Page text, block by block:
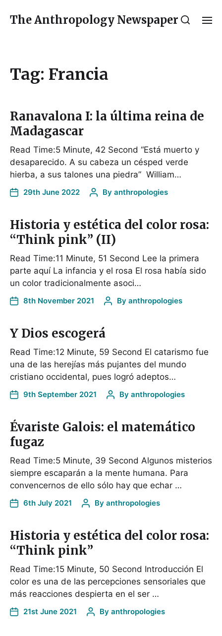
The Anthropology Newspaper
Tag: Francia
Ranavalona I: la última reina de
Madagascar
Read Time:5 Minute, 42 Second “Está muerto y
desaparecido. A su cabeza un césped verde
hierba, a sus talones una piedra” William…
29th June 2022 By anthropologies
Historia y estética del color rosa:
“Think pink” (II)
Read Time:11 Minute, 51 Second Lee la primera
parte aquí La infancia y el rosa El rosa había sido
un color tradicionalmente asoci…
8th November 2021 By anthropologies
Y Dios escogerá
Read Time:12 Minute, 59 Second El catarismo fue
una de las herejías más pujantes del mundo
cristiano occidental, pues logró adeptos…
9th September 2021 By anthropologies
Évariste Galois: el matemático
fugaz
Read Time:5 Minute, 39 Second Algunos misterios
siempre escaparán a la mente humana. Para
convencernos de ello sólo hay que echar …
6th July 2021 By anthropologies
Historia y estética del color rosa:
“Think pink”
Read Time:15 Minute, 50 Second Introducción El
color es una de las percepciones sensoriales que
más reacciones despierta en el ser …
21st June 2021 By anthropologies